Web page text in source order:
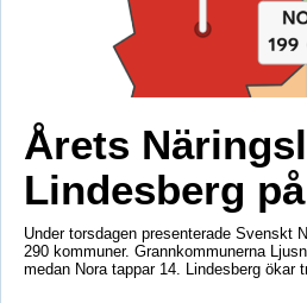
Årets
Lindesberg
Under torsdagen presenterade Svenskt
290 kommuner. Grannkommunerna
medan Nora tappar 14. Lindesberg ökar